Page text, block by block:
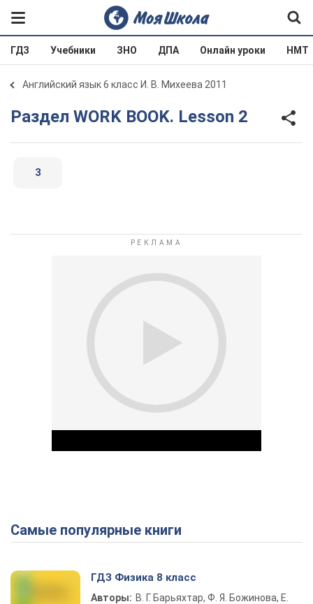
ГДЗ Учебники ЗНО ДПА Онлайн уроки НМТ
Английский язык 6 класс И. В. Михеева 2011
Раздел WORK BOOK. Lesson 2
3
Play Video
Самые популярные книги
ГДЗ Физика 8 класс
Авторы: В. Г. Барьяхтар, Ф. Я. Божинова, Е.